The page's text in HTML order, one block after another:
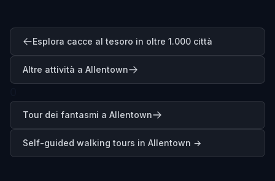
Esplora cacce al tesoro in oltre 1.000 città
Altre attività a Allentown
Tour dei fantasmi a Allentown
Self-guided walking tours in Allentown →